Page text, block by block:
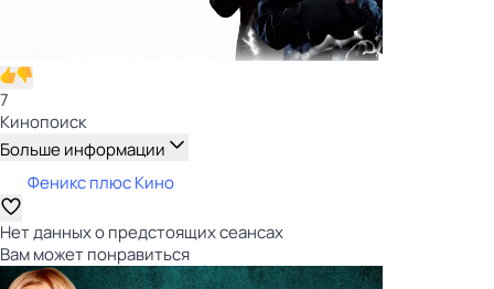
7
Кинопоиск
Больше информации
Феникс плюс Кино
Нет данных о предстоящих сеансах
Вам может понравиться